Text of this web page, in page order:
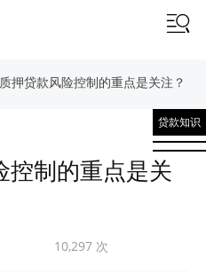
押贷款风险控制的重点是关注？
贷款知识
控制的重点是关
10,297 次